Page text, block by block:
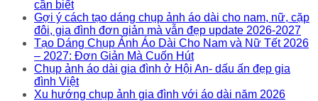
cần biết
Gợi ý cách tạo dáng chụp ảnh áo dài cho nam, nữ, cặp
đôi, gia đình đơn giản mà vẫn đẹp update 2026-2027
Tạo Dáng Chụp Ảnh Áo Dài Cho Nam và Nữ Tết 2026
– 2027: Đơn Giản Mà Cuốn Hút
Chụp ảnh áo dài gia đình ở Hội An- dấu ấn đẹp gia
đình Việt
Xu hướng chụp ảnh gia đình với áo dài năm 2026